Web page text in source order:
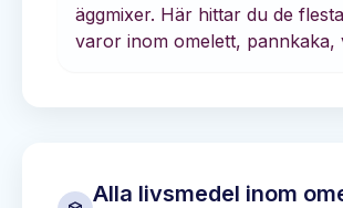
äggmixer. Här hittar du de
varor inom omelett, pannkaka,
Alla livsmedel inom